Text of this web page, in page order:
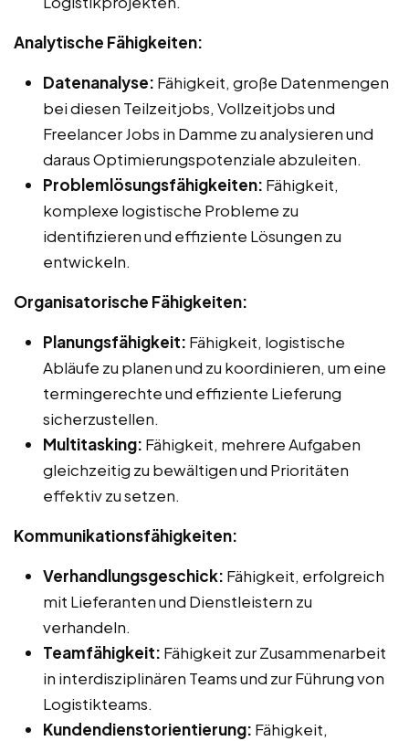
Analytische Fähigkeiten:
Datenanalyse: Fähigkeit, große Datenmengen
bei diesen Teilzeitjobs, Vollzeitjobs und
Freelancer Jobs in Damme zu analysieren und
daraus Optimierungspotenziale abzuleiten.
Problemlösungsfähigkeiten: Fähigkeit,
komplexe logistische Probleme zu
identifizieren und effiziente Lösungen zu
entwickeln.
Organisatorische Fähigkeiten:
Planungsfähigkeit: Fähigkeit, logistische
Abläufe zu planen und zu koordinieren, um eine
termingerechte und effiziente Lieferung
sicherzustellen.
Multitasking: Fähigkeit, mehrere Aufgaben
gleichzeitig zu bewältigen und Prioritäten
effektiv zu setzen.
Kommunikationsfähigkeiten:
Verhandlungsgeschick: Fähigkeit, erfolgreich
mit Lieferanten und Dienstleistern zu
verhandeln.
Teamfähigkeit: Fähigkeit zur Zusammenarbeit
in interdisziplinären Teams und zur Führung von
Logistikteams.
Kundendienstorientierung: Fähigkeit,